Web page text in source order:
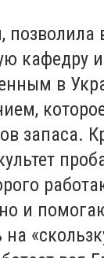
позволила
кафедру
в
запаса.
и
на